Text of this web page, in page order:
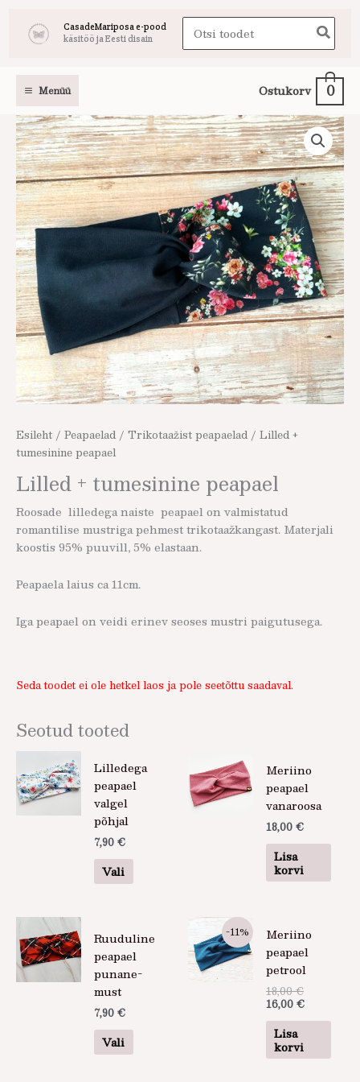
CasadeMariposa e-pood
käsitöö ja Eesti disain
Search
for:
Menüü Ostukorv 0
Esileht / Peapaelad / Trikotaažist peapaelad / Lilled +
tumesinine peapael
Lilled + tumesinine peapael
Roosade lilledega naiste peapael on valmistatud
romantilise mustriga pehmest trikotaažkangast. Materjali
koostis 95% puuvill, 5% elastaan.
Peapaela laius ca 11cm.
Iga peapael on veidi erinev seoses mustri paigutusega.
Seda toodet ei ole hetkel laos ja pole seetõttu saadaval.
Seotud tooted
Lilledega
peapael
valgel
põhjal
7,90 €
Vali
tootel
on
saab
teha
Meriino
peapael
vanaroosa
18,00 €
Lisa
korvi
Ruuduline
peapael
punane-
must
7,90 €
Vali
tootel
on
mitu
saab
-11%
Meriino
peapael
petrool
18,00€
hind
oli:
18,00 €.
16,00 €
hind
on:
16,00 €.
Lisa
korvi